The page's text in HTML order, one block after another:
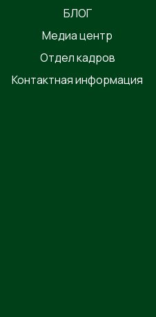
БЛОГ
Медиа центр
Отдел кадров
Контактная информация